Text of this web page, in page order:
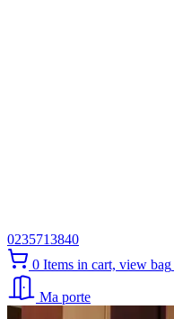
0235713840
0 Items in cart, view bag
Ma porte